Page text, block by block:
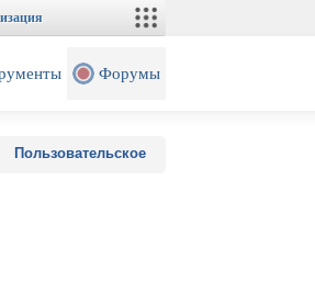
Форумы
Пользовательское